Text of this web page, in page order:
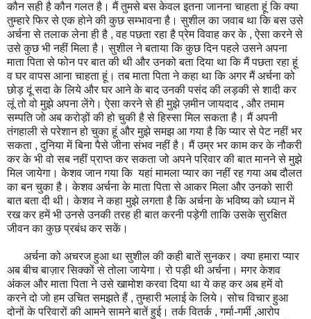
कौन सही है कौन गलत है। मैं तुमसे बस केवल इतना जानना चाहता हूं कि क्या
तुम्हारे फिर से एक होने की कुछ सम्भावना है। सुशील का जवाब था कि बस उसे
अर्चना से तलाक लेना ही है , वह पछता रहा है प्रेम विवाह कर के , ऐसा करने से
उसे कुछ भी नहीं मिला है। सुशील ने बताया कि कुछ दिन पहले उसने अपना
माता पिता से फोन पर बात की थी और उनको बता दिया था कि मैं पछता रहा हूं
व घर वापस आना चाहता हूं। तब माता पिता ने कहा था कि अगर मैं अर्चना को
छोड़ दूं सदा के लिये और घर आने के बाद उनकी पसंद की लड़की से शादी कर
लूं तो वो मुझे अपना लेंगे। ऐसा करने से ही मुझे ज़मीन जायदाद , और तमाम
सम्पति जो अब करोड़ों की हो चुकी है से हिस्सा मिल सकता है। मैं अपनी
तंगहाली से परेशान हो चुका हूं और मुझे समझ आ गया है कि प्यार से पेट नहीं भर
सकता , दुनिया में बिना पैसे जीना संभव नहीं है। मैं उम्र भर काम कर के नौकरी
कर के भी वो सब नहीं प्राप्त कर सकता जो अपने परिवार की बात मानने से मुझे
मिल जायेगा। केशव जान गया कि यहां मामला प्यार का नहीं रह गया अब दौलत
का बन चुका है। केशव अर्चना के माता पिता से आकर मिला और उनको सारी
बात बता दी थी। केशव ने कहा मुझे लगता है कि अर्चना के भविष्य को ध्यान में
रख कर हमें भी उनसे उनकी तरह ही बात करनी पड़ेगी ताकि उसके सुरक्षित
जीवन का कुछ प्रबंध कर सकें।
अर्चना को अचरज हुआ था सुशील की कही बातें सुनकर। क्या हमारा प्यार
अब बीच बाज़ार सिक्कों से तोला जायेगा। रो पड़ी थी अर्चना। मगर केशव
अंकल और माता पिता ने उसे खामोश करवा दिया था ये कह कर अब हमें वो
करने दो जो हम उचित समझते हैं , तुम्हारी भलाई के लिये। सोच विचार हुआ
दोनों के परिवारों की आमने सामने बातें हुई। तर्क वितर्क , गर्मा-गर्मी ,आरोप